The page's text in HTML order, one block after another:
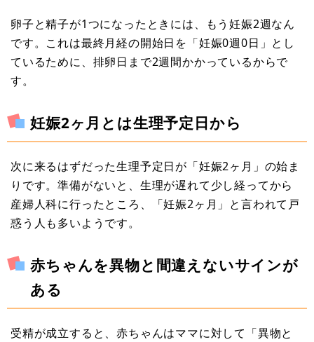
卵子と精子が1つになったときには、もう妊娠2週なん
です。これは最終月経の開始日を「妊娠0週0日」とし
ているために、排卵日まで2週間かかっているからで
す。
妊娠2ヶ月とは生理予定日から
次に来るはずだった生理予定日が「妊娠2ヶ月」の始ま
りです。準備がないと、生理が遅れて少し経ってから
産婦人科に行ったところ、「妊娠2ヶ月」と言われて戸
惑う人も多いようです。
赤ちゃんを異物と間違えないサインが
ある
受精が成立すると、赤ちゃんはママに対して「異物と